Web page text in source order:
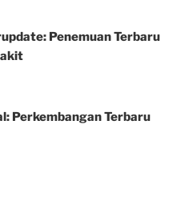
Penemuan Terbaru
Perkembangan Terbaru